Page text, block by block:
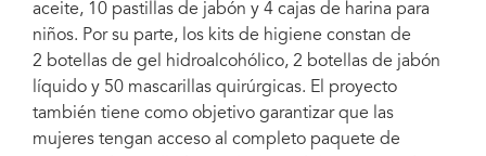
aceite, 10 pastillas de jabón y 4 cajas de harina para
niños. Por su parte, los kits de higiene constan de
2 botellas de gel hidroalcohólico, 2 botellas de jabón
líquido y 50 mascarillas quirúrgicas. El proyecto
también tiene como objetivo garantizar que las
mujeres tengan acceso al completo paquete de